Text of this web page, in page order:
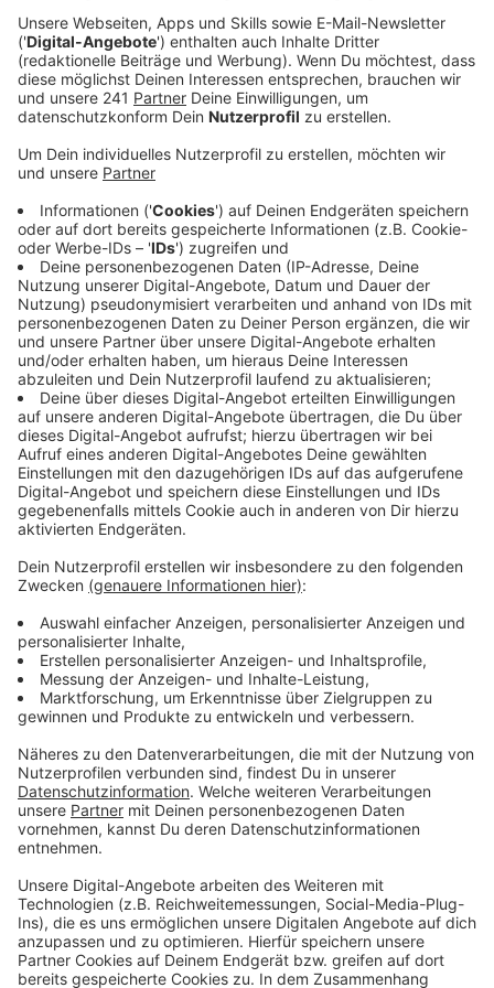
Veröffentlicht:Freitag, 03.01.2020 16:41
Anzeige
ein Überholverbot für LKW - die Maßnahmen, die
Polizei und Bezirksregierung auf dem Abschnitt
umgesetzt haben, zeigen Wirkung. Im letzten Jahr hat
es zwischen Januar und November auf der A1
zwischen Burscheid und Leverkusen nur noch rund 20
Mal gekracht. Tödlich verunglückt ist dabei niemand.
Trotzdem sind offenbar noch viele Raser auf dem
Autobahnabschnitt unterwegs. Das belegen Zahlen
des stationären Blitzers vor Ort.
Anzeige
Explodierende Zahl der Tempoverstöße
Anzeige
Insgesamt sind im letzten Jahr fast doppelt so viele
Temposünder in die Radarfalle getappt wie im Vorjahr.
Konkret waren es rund 820.000 Verkehrsteilnehmer.
Der Rheinisch-Bergische Kreis hat damit fast doppelt
so viele Verwarn- und Bußgelder eingenommen wie im
Vorjahr. Konkret waren es fast 7,5 Millionen Euro. Allein
im November hat die Radarfalle mehr als 27.000
Tempo-Verstöße registriert. Laut dem Rheinisch-
Bergischen Kreis seien die Zahlen vor allem seit
September enorm angestiegen. Er führt das auf den
Abbau der Baustelle in dem Bereich zurück. Seitdem
sind statt 80 km/h wieder 100 km/h erlaubt.